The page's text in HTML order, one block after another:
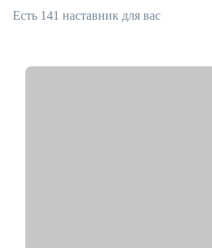
Есть 141 наставник для вас